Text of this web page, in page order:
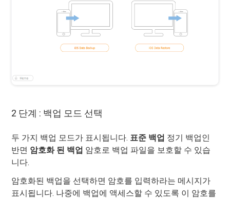
2 단계 : 백업 모드 선택
두 가지 백업 모드가 표시됩니다. 표준 백업 정기 백업인
반면 암호화 된 백업 암호로 백업 파일을 보호할 수 있습
니다.
암호화된 백업을 선택하면 암호를 입력하라는 메시지가
표시됩니다. 나중에 백업에 액세스할 수 있도록 이 암호를